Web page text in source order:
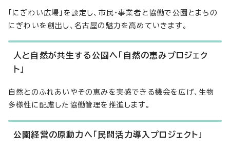
「にぎわい広場」を設定し、市民・事業者と協働で公園とまちの
にぎわいを創出し、名古屋の魅力を高めていきます。
人と自然が共生する公園へ「自然の恵みプロジェク
ト」
自然とのふれあいやその恵みを実感できる機会を広げ、生物
多様性に配慮した協働管理を推進します。
公園経営の原動力へ「民間活力導入プロジェクト」